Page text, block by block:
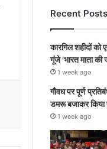
Recent Posts
कारगिल शहीदों को
गूंजे ‘भारत माता
1 week ago
गौवध पर पूर्ण
डमरू बजाकर किया
1 week ago